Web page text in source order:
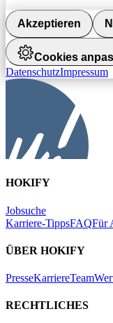
Akzeptieren
Cookies
DatenschutzImpressum
HOKIFY
Jobsuche
Karriere-TippsFAQFür
ÜBER HOKIFY
PresseKarriereTeam
RECHTLICHES